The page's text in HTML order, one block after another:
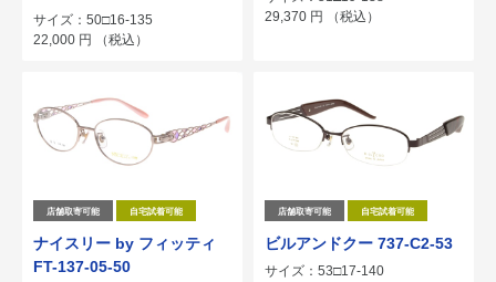
サイズ：50□16-135
22,000 円 （税込）
29,370 円 （税込）
店舗取寄可能 自宅試着可能
ナイスリー by フィッティ
FT-137-05-50
店舗取寄可能 自宅試着可能
ビルアンドクー 737-C2-53
サイズ：53□17-140